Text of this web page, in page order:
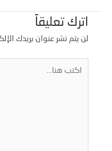
اترك تعليقاً
لن يتم نشر عنوان بريدك الإلكتروني.